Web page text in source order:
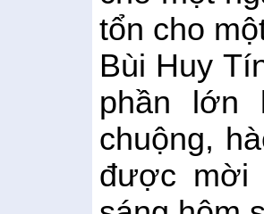
tổn cho
Bùi Huy
phần lớn
chuộng,
được mời